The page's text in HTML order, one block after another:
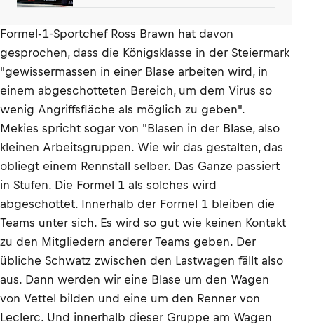
Formel-1-Sportchef Ross Brawn hat davon
gesprochen, dass die Königsklasse in der Steiermark
"gewissermassen in einer Blase arbeiten wird, in
einem abgeschotteten Bereich, um dem Virus so
wenig Angriffsfläche als möglich zu geben".
Mekies spricht sogar von "Blasen in der Blase, also
kleinen Arbeitsgruppen. Wie wir das gestalten, das
obliegt einem Rennstall selber. Das Ganze passiert
in Stufen. Die Formel 1 als solches wird
abgeschottet. Innerhalb der Formel 1 bleiben die
Teams unter sich. Es wird so gut wie keinen Kontakt
zu den Mitgliedern anderer Teams geben. Der
übliche Schwatz zwischen den Lastwagen fällt also
aus. Dann werden wir eine Blase um den Wagen
von Vettel bilden und eine um den Renner von
Leclerc. Und innerhalb dieser Gruppe am Wagen